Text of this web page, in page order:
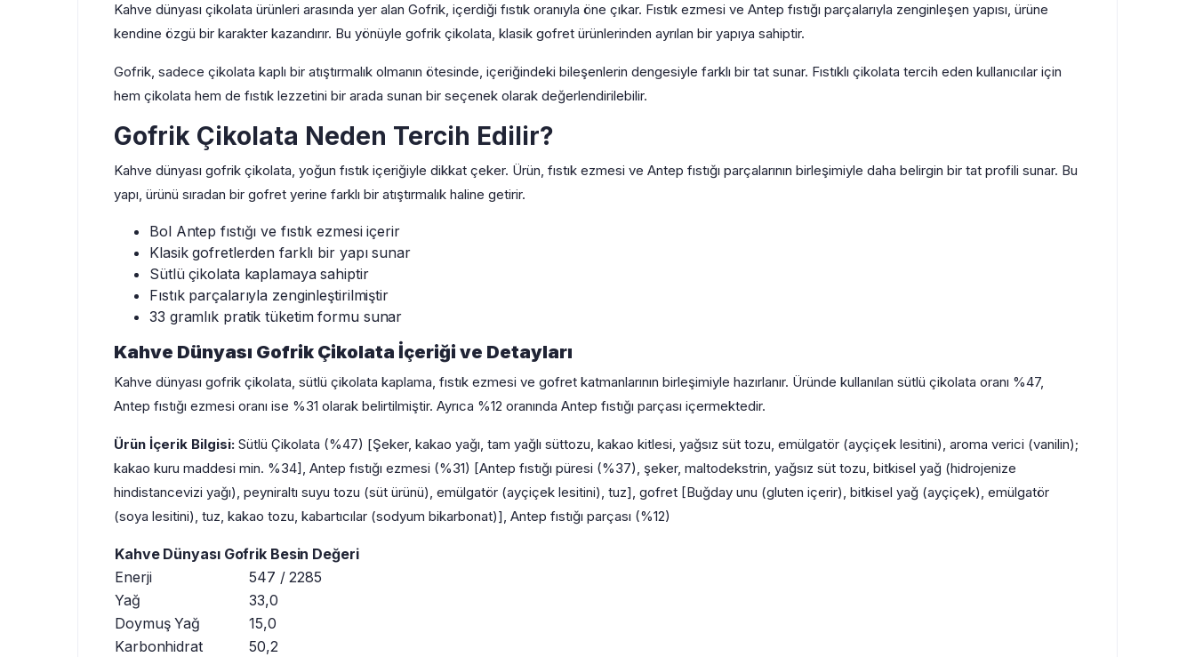
Kahve dünyası çikolata ürünleri arasında yer alan Gofrik, içerdiği fıstık oranıyla öne çıkar. Fıstık ezmesi ve Antep fıstığı parçalarıyla zenginleşen yapısı, ürüne
kendine özgü bir karakter kazandırır. Bu yönüyle gofrik çikolata, klasik gofret ürünlerinden ayrılan bir yapıya sahiptir.
Gofrik, sadece çikolata kaplı bir atıştırmalık olmanın ötesinde, içeriğindeki bileşenlerin dengesiyle farklı bir tat sunar. Fıstıklı çikolata tercih eden kullanıcılar için
hem çikolata hem de fıstık lezzetini bir arada sunan bir seçenek olarak değerlendirilebilir.
Gofrik Çikolata Neden Tercih Edilir?
Kahve dünyası gofrik çikolata, yoğun fıstık içeriğiyle dikkat çeker. Ürün, fıstık ezmesi ve Antep fıstığı parçalarının birleşimiyle daha belirgin bir tat profili sunar. Bu
yapı, ürünü sıradan bir gofret yerine farklı bir atıştırmalık haline getirir.
Bol Antep fıstığı ve fıstık ezmesi içerir
Klasik gofretlerden farklı bir yapı sunar
Sütlü çikolata kaplamaya sahiptir
Fıstık parçalarıyla zenginleştirilmiştir
33 gramlık pratik tüketim formu sunar
Kahve Dünyası Gofrik Çikolata İçeriği ve Detayları
Kahve dünyası gofrik çikolata, sütlü çikolata kaplama, fıstık ezmesi ve gofret katmanlarının birleşimiyle hazırlanır. Üründe kullanılan sütlü çikolata oranı %47,
Antep fıstığı ezmesi oranı ise %31 olarak belirtilmiştir. Ayrıca %12 oranında Antep fıstığı parçası içermektedir.
Ürün İçerik Bilgisi: Sütlü Çikolata (%47) [Şeker, kakao yağı, tam yağlı süttozu, kakao kitlesi, yağsız süt tozu, emülgatör (ayçiçek lesitini), aroma verici (vanilin);
kakao kuru maddesi min. %34], Antep fıstığı ezmesi (%31) [Antep fıstığı püresi (%37), şeker, maltodekstrin, yağsız süt tozu, bitkisel yağ (hidrojenize
hindistancevizi yağı), peyniraltı suyu tozu (süt ürünü), emülgatör (ayçiçek lesitini), tuz], gofret [Buğday unu (gluten içerir), bitkisel yağ (ayçiçek), emülgatör
(soya lesitini), tuz, kakao tozu, kabartıcılar (sodyum bikarbonat)], Antep fıstığı parçası (%12)
Kahve Dünyası Gofrik Besin Değeri
Enerji
547 / 2285
Yağ
33,0
Doymuş Yağ
15,0
Karbonhidrat
50,2